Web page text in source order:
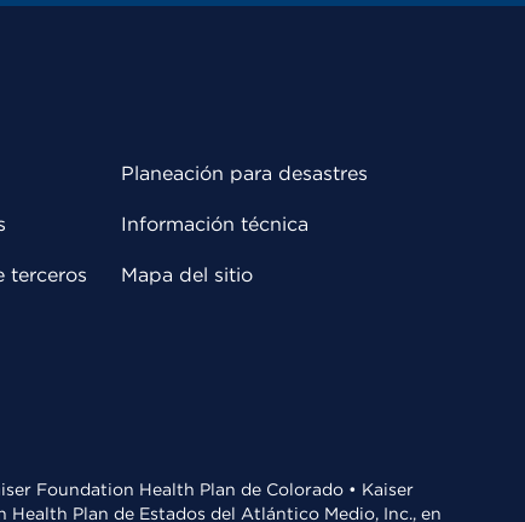
terceros
Planeación para desastres
Información técnica
Mapa del sitio
Foundation Health Plan de Colorado • Kaiser
Plan de Estados del Atlántico Medio, Inc., en